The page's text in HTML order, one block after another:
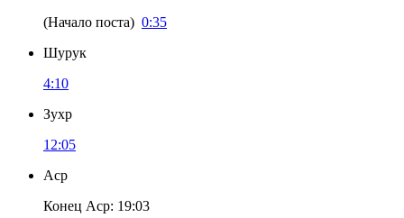
(Начало поста) 0:35
Шурук
4:10
Зухр
12:05
Аср
Конец Аср: 19:03